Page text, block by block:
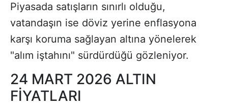
Piyasada satışların sınırlı olduğu,
vatandaşın ise döviz yerine enflasyona
karşı koruma sağlayan altına yönelerek
"alım iştahını" sürdürdüğü gözleniyor.
24 MART 2026 ALTIN
FİYATLARI